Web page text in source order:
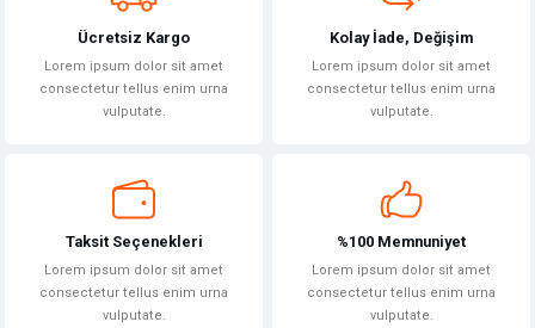
Ücretsiz Kargo
Lorem ipsum dolor sit amet
consectetur tellus enim urna
vulputate.
Kolay İade, Değişim
Lorem ipsum dolor sit amet
consectetur tellus enim urna
vulputate.
Taksit Seçenekleri
Lorem ipsum dolor sit amet
consectetur tellus enim urna
vulputate.
%100 Memnuniyet
Lorem ipsum dolor sit amet
consectetur tellus enim urna
vulputate.